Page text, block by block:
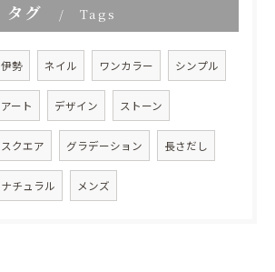
タグ Tags
伊勢 ネイル ワンカラー シンプル
アート デザイン ストーン
スクエア グラデーション 長さだし
ナチュラル メンズ